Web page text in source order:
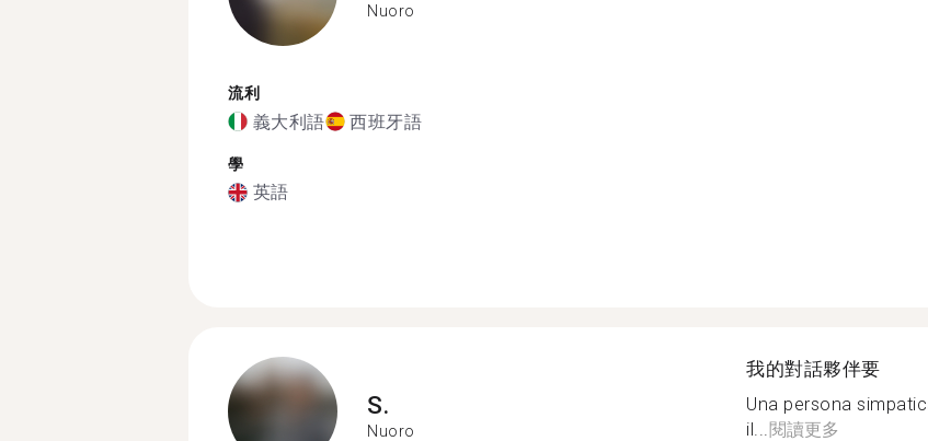
Nuoro
流利
義大利語 西班牙語
學
英語
S.
Nuoro
我的對話夥伴要
Una persona
il...閱讀更多